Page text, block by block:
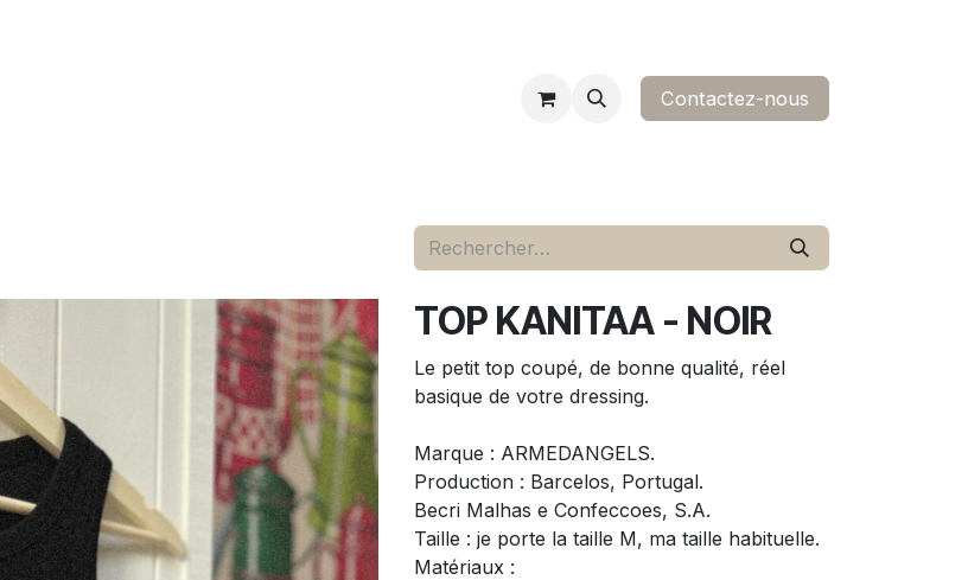
contact Contactez-nous​
TOP KANITAA - NOIR
Le petit top coupé, de bonne qualité, réel
basique de votre dressing.
Marque : ARMEDANGELS.
Production : Barcelos, Portugal.
Becri Malhas e Confeccoes, S.A.
Taille : je porte la taille M, ma taille habituelle.
Matériaux :